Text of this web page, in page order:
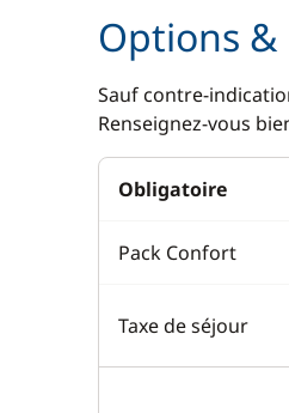
Options &
Sauf contre-
Renseignez-vous
Obligatoire
Pack Confort
Taxe de séjour